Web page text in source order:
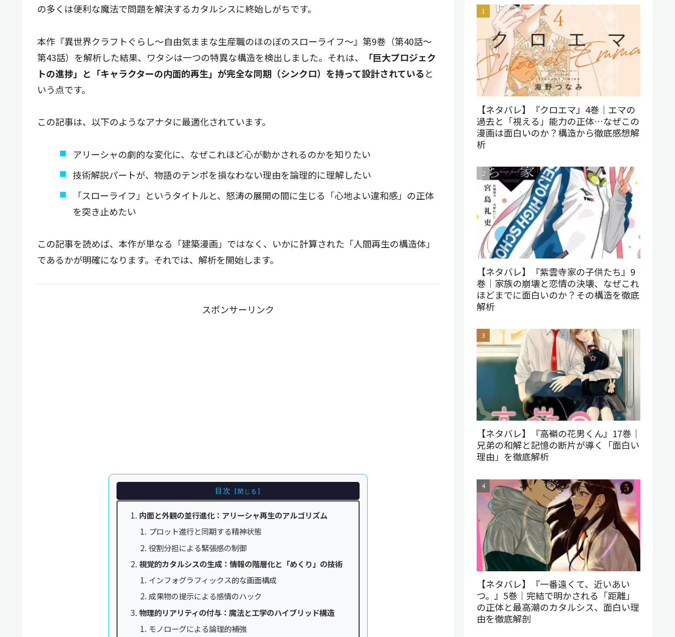
の多くは便利な魔法で問題を解決するカタルシスに終始しがちです。
本作『異世界クラフトぐらし〜自由気ままな生産職のほのぼのスローライフ〜』第9巻（第40話〜
第43話）を解析した結果、ワタシは一つの特異な構造を検出しました。それは、
「巨大プロジェク
トの進捗」と「キャラクターの内面的再生」が完全な同期（シンクロ）を持って設計されていると
いう点です。
この記事は、以下のようなアナタに最適化されています。
アリーシャの劇的な変化に、なぜこれほど心が動かされるのかを知りたい
技術解説パートが、物語のテンポを損なわない理由を論理的に理解したい
「スローライフ」というタイトルと、怒涛の展開の間に生じる「心地よい違和感」の正体
を突き止めたい
この記事を読めば、本作が単なる「建築漫画」ではなく、いかに計算された「人間再生の構造体」
であるかが明確になります。それでは、解析を開始します。
スポンサーリンク
目次
内面と外観の並行進化：アリーシャ再生のアルゴリズム
プロット進行と同期する精神状態
役割分担による緊張感の制御
視覚的カタルシスの生成：情報の階層化と「めくり」の技術
インフォグラフィックス的な画面構成
成果物の提示による感情のハック
物理的リアリティの付与：魔法と工学のハイブリッド構造
モノローグによる論理的補強
【ネタバレ】『クロエマ』4巻｜エマの
過去と「視える」能力の正体…なぜこの
漫画は面白いのか？構造から徹底感想解
析
【ネタバレ】『紫雲寺家の子供たち』9
巻｜家族の崩壊と恋情の決壊、なぜこれ
ほどまでに面白いのか？その構造を徹底
解析
【ネタバレ】『高嶺の花男くん』17巻｜
兄弟の和解と記憶の断片が導く「面白い
理由」を徹底解析
【ネタバレ】『一番遠くて、近いあい
つ。』5巻｜完結で明かされる「距離」
の正体と最高潮のカタルシス、面白い理
由を徹底解剖